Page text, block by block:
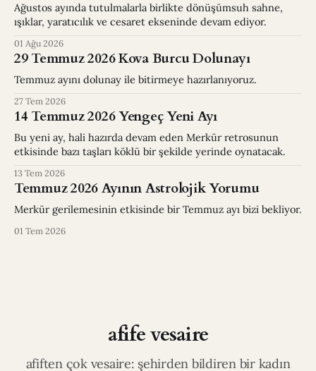
Ağustos ayında tutulmalarla birlikte dönüşümsuh sahne,
ışıklar, yaratıcılık ve cesaret ekseninde devam ediyor.
01 Ağu 2026
29 Temmuz 2026 Kova Burcu Dolunayı
Temmuz ayını dolunay ile bitirmeye hazırlanıyoruz.
27 Tem 2026
14 Temmuz 2026 Yengeç Yeni Ayı
Bu yeni ay, hali hazırda devam eden Merkür retrosunun
etkisinde bazı taşları köklü bir şekilde yerinde oynatacak.
13 Tem 2026
Temmuz 2026 Ayının Astrolojik Yorumu
Merkür gerilemesinin etkisinde bir Temmuz ayı bizi bekliyor.
01 Tem 2026
afife vesaire
afiften çok vesaire: şehirden bildiren bir kadın